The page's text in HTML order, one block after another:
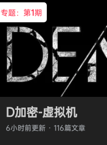
专题：第1期
D加密-虚拟机
6小时前更新 · 116篇文章